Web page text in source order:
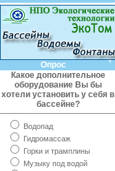
Опрос
Какое дополнительное
оборудование Вы бы
хотели установить у себя в
бассейне?
Водопад
Гидромассаж
Горки и трамплины
Музыку под водой